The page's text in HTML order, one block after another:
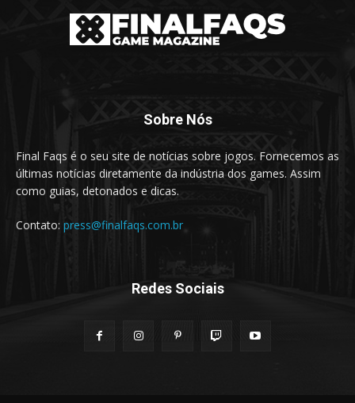
Sobre Nós
Final Faqs é o seu site de notícias sobre jogos. Fornecemos as
últimas notícias diretamente da indústria dos games. Assim
como guias, detonados e dicas.
Contato: press@finalfaqs.com.br
Redes Sociais